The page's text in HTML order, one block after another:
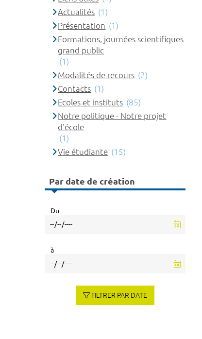
Actualités (1)
Présentation (1)
Formations, journées scientifiques
grand public
(1)
Modalités de recours (2)
Contacts (1)
Ecoles et instituts (85)
Notre politique - Notre projet
d'école
(1)
Vie étudiante (15)
Par date de création
Du
à
FILTRER PAR DATE